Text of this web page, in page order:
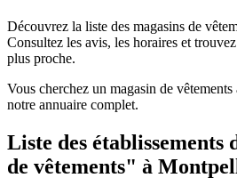
Découvrez la liste des magasins de
Consultez les avis, les horaires et
plus proche.
Vous cherchez un magasin de
notre annuaire complet.
Liste des établissements
de vêtements" à